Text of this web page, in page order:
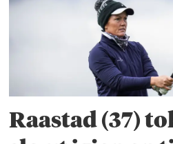
Raastad (37)